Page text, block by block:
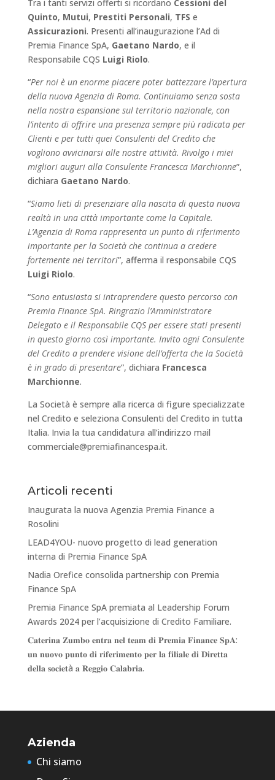
Tra i tanti servizi offerti si ricordano Cessioni del
Quinto, Mutui, Prestiti Personali, TFS e
Assicurazioni. Presenti all’inaugurazione l’Ad di
Premia Finance SpA, Gaetano Nardo, e il
Responsabile CQS Luigi Riolo.
“Per noi è un enorme piacere poter battezzare l’apertura
della nuova Agenzia di Roma. Continuiamo senza sosta
nella nostra espansione sul territorio nazionale, con
l’intento di offrire una presenza sempre più radicata per
Clienti e per tutti quei Consulenti del Credito che
vogliono avvicinarsi alle nostre attività. Rivolgo i miei
migliori auguri alla Consulente Francesca Marchionne”,
dichiara Gaetano Nardo.
“Siamo lieti di presenziare alla nascita di questa nuova
realtà in una città importante come la Capitale.
L’Agenzia di Roma rappresenta un punto di riferimento
importante per la Società che continua a credere
fortemente nei territori”, afferma il responsabile CQS
Luigi Riolo.
“Sono entusiasta si intraprendere questo percorso con
Premia Finance SpA. Ringrazio l’Amministratore
Delegato e il Responsabile CQS per essere stati presenti
in questo giorno così importante. Invito ogni Consulente
del Credito a prendere visione dell’offerta che la Società
è in grado di presentare”, dichiara Francesca
Marchionne.
La Società è sempre alla ricerca di figure specializzate
nel Credito e seleziona Consulenti del Credito in tutta
Italia. Invia la tua candidatura all’indirizzo mail
commerciale@premiafinancespa.it.
Articoli recenti
Inaugurata la nuova Agenzia Premia Finance a
Rosolini
LEAD4YOU- nuovo progetto di lead generation
interna di Premia Finance SpA
Nadia Orefice consolida partnership con Premia
Finance SpA
Premia Finance SpA premiata al Leadership Forum
Awards 2024 per l’acquisizione di Credito Familiare.
𝐂𝐚𝐭𝐞𝐫𝐢𝐧𝐚 𝐙𝐮𝐦𝐛𝐨 𝐞𝐧𝐭𝐫𝐚 𝐧𝐞𝐥 𝐭𝐞𝐚𝐦 𝐝𝐢 𝐏𝐫𝐞𝐦𝐢𝐚 𝐅𝐢𝐧𝐚𝐧𝐜𝐞 𝐒𝐩𝐀:
𝐮𝐧 𝐧𝐮𝐨𝐯𝐨 𝐩𝐮𝐧𝐭𝐨 𝐝𝐢 𝐫𝐢𝐟𝐞𝐫𝐢𝐦𝐞𝐧𝐭𝐨 𝐩𝐞𝐫 𝐥𝐚 𝐟𝐢𝐥𝐢𝐚𝐥𝐞 𝐝𝐢 𝐃𝐢𝐫𝐞𝐭𝐭𝐚
𝐝𝐞𝐥𝐥𝐚 𝐬𝐨𝐜𝐢𝐞𝐭à 𝐚 𝐑𝐞𝐠𝐠𝐢𝐨 𝐂𝐚𝐥𝐚𝐛𝐫𝐢𝐚.
Azienda
Chi siamo